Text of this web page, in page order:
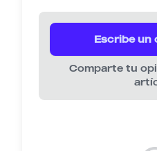
Escribe un
Comparte tu